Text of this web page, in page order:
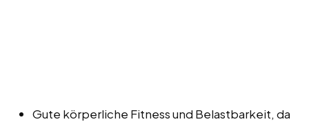
Gute körperliche Fitness und Belastbarkeit, da